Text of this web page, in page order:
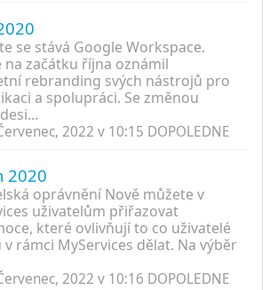
se stává Google Workspace.
na začátku října oznámil
rebranding svých nástrojů pro
a spolupráci. Se změnou
2022 v 10:15 DOPOLEDNE
2020
oprávnění Nově můžete v
uživatelům přiřazovat
které ovlivňují to co uživatelé
rámci MyServices dělat. Na výběr
2022 v 10:16 DOPOLEDNE